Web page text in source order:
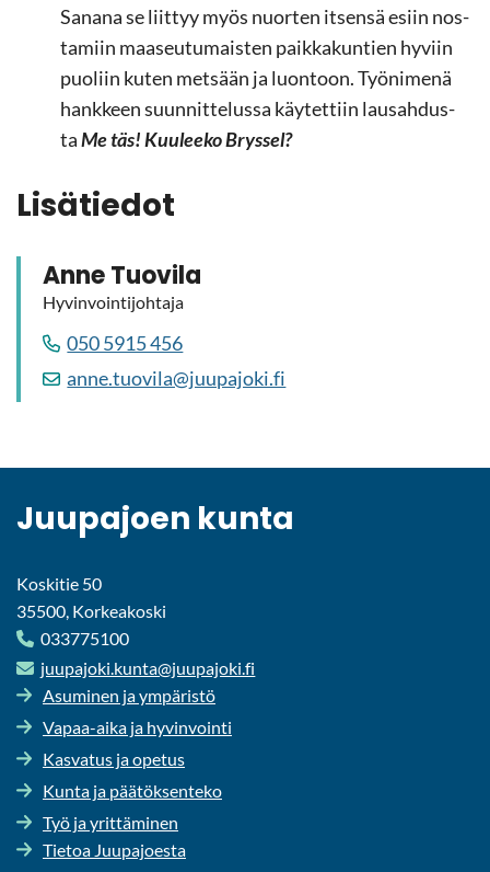
Sa­na­na se liit­tyy myös nuor­ten it­sen­sä esiin nos­
ta­miin maa­seu­tu­mais­ten paik­ka­kun­tien hy­viin
puo­liin kuten met­sään ja luon­toon. Työ­ni­me­nä
hank­keen suun­nit­te­lus­sa käy­tet­tiin lausah­dus­
taMe täs! Kuu­lee­ko Brys­sel?
Li­sä­tie­dot
Anne Tuo­vi­la
Hy­vin­voin­ti­joh­ta­ja
050 5915 456
anne.tuo­vi­la@juu­pa­jo­ki.fi
Juu­pa­joen kunta
Koskitie 50
35500, Korkeakoski
033775100
juu­pa­jo­ki.kunta@juu­pa­jo­ki.fi
Asu­mi­nen ja ym­pä­ris­tö
Vapaa-​aika ja hy­vin­voin­ti
Kas­va­tus ja ope­tus
Kunta ja pää­tök­sen­te­ko
Työ ja yrit­tä­mi­nen
Tie­toa Juu­pa­joes­ta